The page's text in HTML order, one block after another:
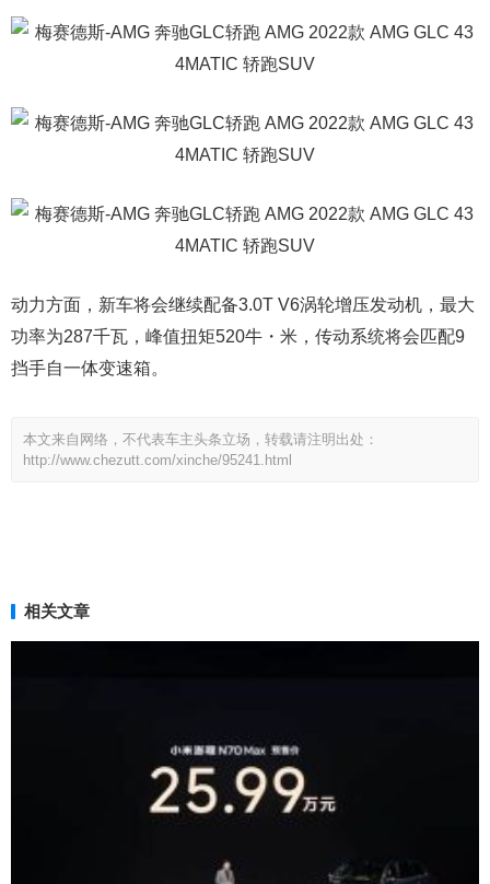
动力方面，新车将会继续配备3.0T V6涡轮增压发动机，最大
功率为287千瓦，峰值扭矩520牛・米，传动系统将会匹配9
挡手自一体变速箱。
本文来自网络，不代表车主头条立场，转载请注明出处：
http://www.chezutt.com/xinche/95241.html
相关文章